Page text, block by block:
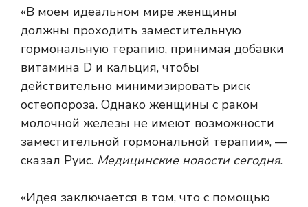
«В моем идеальном мире женщины
должны проходить заместительную
гормональную терапию, принимая добавки
витамина D и кальция, чтобы
действительно минимизировать риск
остеопороза. Однако женщины с раком
молочной железы не имеют возможности
заместительной гормональной терапии», —
сказал Руис. Медицинские новости сегодня.
«Идея заключается в том, что с помощью